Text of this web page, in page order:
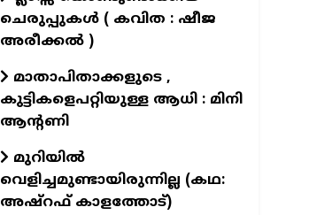
ചെരുപ്പുകൾ ( കവിത : ഷീജ
അരീക്കൽ )
മാതാപിതാക്കളുടെ ,
കുട്ടികളെപറ്റിയുള്ള ആധി : മിനി
ആന്റണി
മുറിയിൽ
വെളിച്ചമുണ്ടായിരുന്നില്ല (കഥ:
അഷ്റഫ് കാളത്തോട്)